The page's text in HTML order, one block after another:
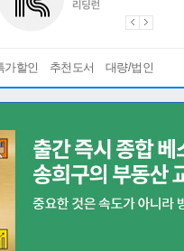
가할인 추천도서 대량/법인